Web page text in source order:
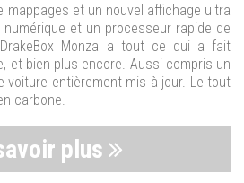
mappages et un nouvel affichage ultra
numérique et un processeur rapide de
Monza a tout ce qui a fait
et bien plus encore. Aussi compris un
voiture entièrement mis à jour. Le tout
carbone.
plus